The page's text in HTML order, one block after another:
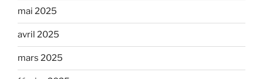
mai 2025
avril 2025
mars 2025